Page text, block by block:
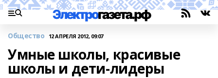
Общество 12 АПРЕЛЯ 2012, 09:07
Умные школы, красивые
школы и дети-лидеры